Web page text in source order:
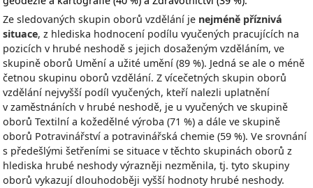
Ze sledovaných skupin oborů vzdělání je nejméně příznivá
situace, z hlediska hodnocení podílu vyučených pracujících na
pozicích v hrubé neshodě s jejich dosaženým vzděláním, ve
skupině oborů Umění a užité umění (89 %). Jedná se ale o méně
četnou skupinu oborů vzdělání. Z vícečetných skupin oborů
vzdělání nejvyšší podíl vyučených, kteří nalezli uplatnění
v zaměstnáních v hrubé neshodě, je u vyučených ve skupině
oborů Textilní a kožedělné výroba (71 %) a dále ve skupině
oborů Potravinářství a potravinářská chemie (59 %). Ve srovnání
s předešlými šetřeními se situace v těchto skupinách oborů z
hlediska hrubé neshody výrazněji nezměnila, tj. tyto skupiny
oborů vykazují dlouhodoběji vyšší hodnoty hrubé neshody.